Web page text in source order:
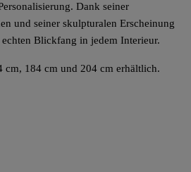
Dank seiner
und seiner skulpturalen Erscheinung
Blickfang in jedem Interieur.
cm, 184 cm und 204 cm erhältlich.